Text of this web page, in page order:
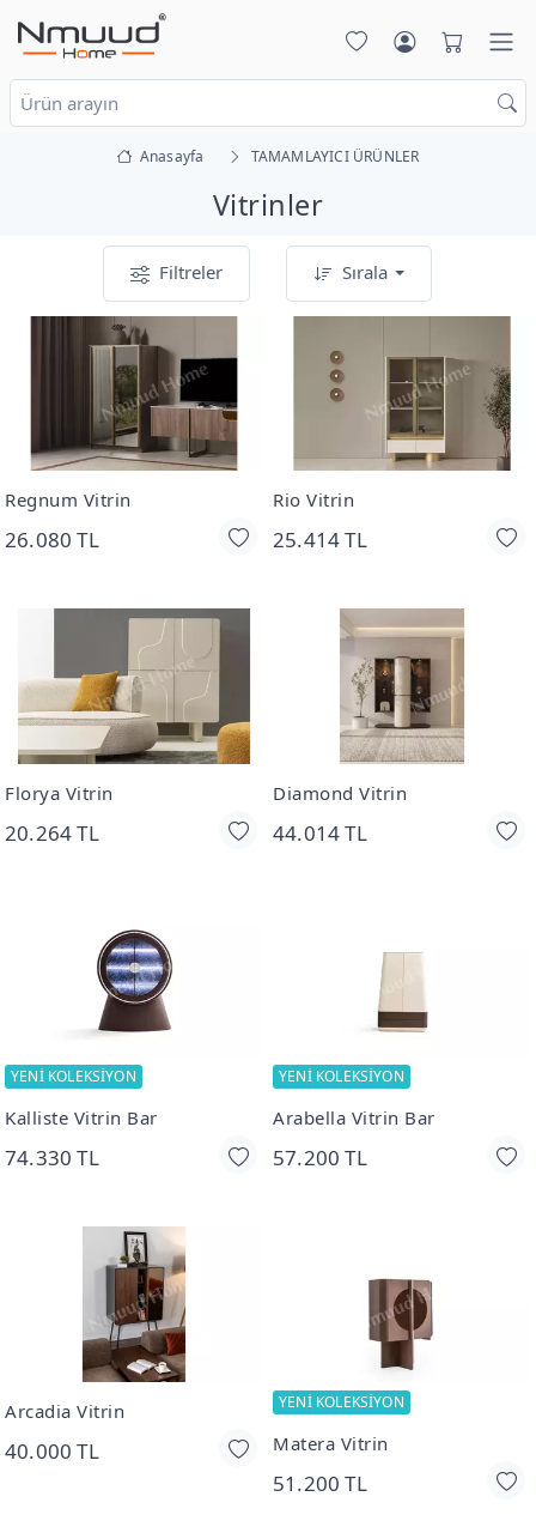
Anasayfa TAMAMLAYICI ÜRÜNLER
Vitrinler
Filtreler Sırala
Regnum Vitrin
26.080 TL
Rio Vitrin
25.414 TL
Florya Vitrin
20.264 TL
Diamond Vitrin
44.014 TL
YENİ KOLEKSİYON
Kalliste Vitrin Bar
74.330 TL
YENİ KOLEKSİYON
Arabella Vitrin Bar
57.200 TL
Arcadia Vitrin
40.000 TL
YENİ KOLEKSİYON
Matera Vitrin
51.200 TL